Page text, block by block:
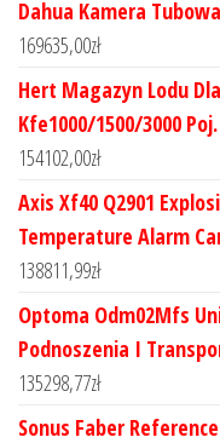
Dahua Kamera
169635,00zł
Hert Magazyn Lodu
Kfe1000/1500/3000
154102,00zł
Axis Xf40 Q2901
Temperature Alarm
138811,99zł
Optoma Odm02Mfs
Podnoszenia I
135298,77zł
Sonus Faber